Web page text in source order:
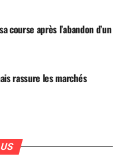
course après l’abandon d’un
rassure les marchés